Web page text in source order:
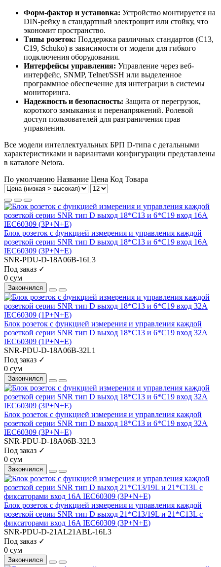
Форм-фактор и установка: Устройство монтируется на
DIN-рейку в стандартный электрощит или стойку, что
экономит пространство.
Типы розеток: Поддержка различных стандартов (C13,
C19, Schuko) в зависимости от модели для гибкого
подключения оборудования.
Интерфейсы управления: Управление через веб-
интерфейс, SNMP, Telnet/SSH или выделенное
программное обеспечение для интеграции в системы
мониторинга.
Надежность и безопасность: Защита от перегрузок,
короткого замыкания и перенапряжений. Ролевой
доступ пользователей для разграничения прав
управления.
Все модели интеллектуальных БРП D-типа с детальными
характеристиками и вариантами конфигурации представлены
в каталоге Netora.
По умолчанию Название Цена Код Товара
Блок розеток с функцией измерения и управления каждой
розеткой серии SNR тип D выход 18*C13 и 6*C19 вход 16A
IEC60309 (3P+N+E)
SNR-PDU-D-18A06B-16L3
Под заказ ✓
0 сум
Закончился
Блок розеток с функцией измерения и управления каждой
розеткой серии SNR тип D выход 18*C13 и 6*C19 вход 32A
IEC60309 (1P+N+E)
SNR-PDU-D-18A06B-32L1
Под заказ ✓
0 сум
Закончился
Блок розеток с функцией измерения и управления каждой
розеткой серии SNR тип D выход 18*C13 и 6*C19 вход 32A
IEC60309 (3P+N+E)
SNR-PDU-D-18A06B-32L3
Под заказ ✓
0 сум
Закончился
Блок розеток с функцией измерения и управления каждой
розеткой серии SNR тип D выход 21*C13/19L и 21*C13L с
фиксаторами вход 16A IEC60309 (3P+N+E)
SNR-PDU-D-21AL21ABL-16L3
Под заказ ✓
0 сум
Закончился